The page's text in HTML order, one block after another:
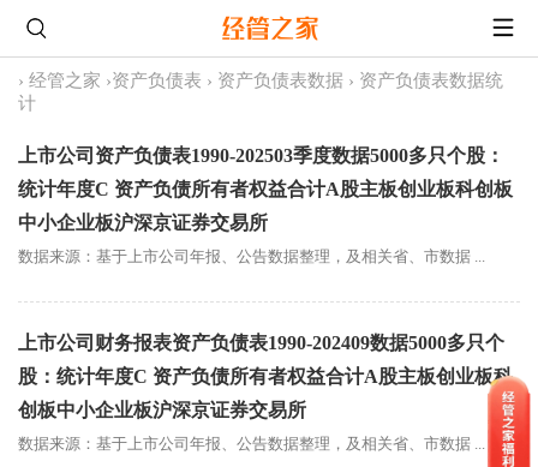
› 经管之家 ›资产负债表 › 资产负债表数据 › 资产负债表数据统
计
上市公司资产负债表1990-202503季度数据5000多只个股：
统计年度C 资产负债所有者权益合计A股主板创业板科创板
中小企业板沪深京证券交易所
数据来源：基于上市公司年报、公告数据整理，及相关省、市数据 ...
上市公司财务报表资产负债表1990-202409数据5000多只个
股：统计年度C 资产负债所有者权益合计A股主板创业板科
创板中小企业板沪深京证券交易所
数据来源：基于上市公司年报、公告数据整理，及相关省、市数据 ...